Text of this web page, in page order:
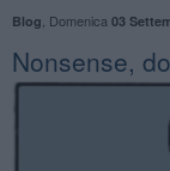
Blog Domenica 03
Nonsense,